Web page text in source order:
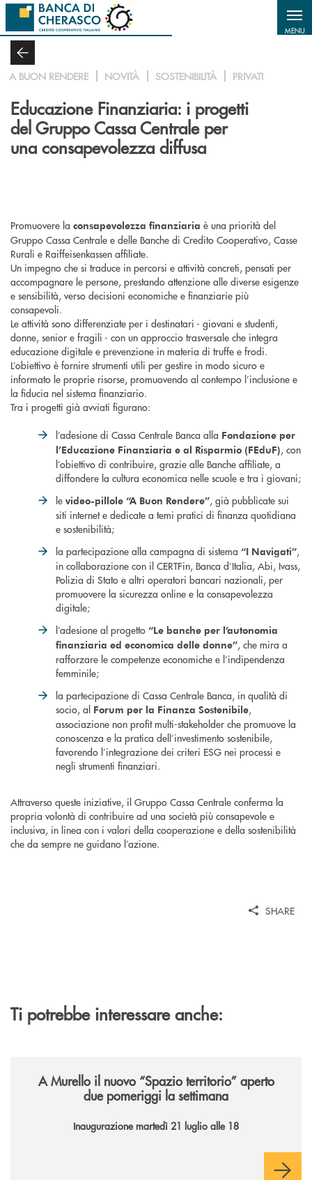
Salta al contenuto principale
MENU
A BUON RENDERE NOVITÀ SOSTENIBILITÀ PRIVATI
Educazione Finanziaria: i progetti
del Gruppo Cassa Centrale per
una consapevolezza diffusa
Promuovere la consapevolezza finanziaria è una priorità del
Gruppo Cassa Centrale e delle Banche di Credito Cooperativo, Casse
Rurali e Raiffeisenkassen affiliate.
Un impegno che si traduce in percorsi e attività concreti, pensati per
accompagnare le persone, prestando attenzione alle diverse esigenze
e sensibilità, verso decisioni economiche e finanziarie più
consapevoli.
Le attività sono differenziate per i destinatari - giovani e studenti,
donne, senior e fragili - con un approccio trasversale che integra
educazione digitale e prevenzione in materia di truffe e frodi.
L’obiettivo è fornire strumenti utili per gestire in modo sicuro e
informato le proprie risorse, promuovendo al contempo l’inclusione e
la fiducia nel sistema finanziario.
Tra i progetti già avviati figurano:
l’adesione di Cassa Centrale Banca alla Fondazione per
l’Educazione Finanziaria e al Risparmio (FEduF), con
l’obiettivo di contribuire, grazie alle Banche affiliate, a
diffondere la cultura economica nelle scuole e tra i giovani;
le video-pillole “A Buon Rendere”, già pubblicate sui
siti internet e dedicate a temi pratici di finanza quotidiana
e sostenibilità;
la partecipazione alla campagna di sistema “I Navigati”,
in collaborazione con il CERTFin, Banca d’Italia, Abi, Ivass,
Polizia di Stato e altri operatori bancari nazionali, per
promuovere la sicurezza online e la consapevolezza
digitale;
l’adesione al progetto “Le banche per l’autonomia
finanziaria ed economica delle donne”, che mira a
rafforzare le competenze economiche e l’indipendenza
femminile;
la partecipazione di Cassa Centrale Banca, in qualità di
socio, al Forum per la Finanza Sostenibile,
associazione non profit multi-stakeholder che promuove la
conoscenza e la pratica dell’investimento sostenibile,
favorendo l’integrazione dei criteri ESG nei processi e
negli strumenti finanziari.
Attraverso queste iniziative, il Gruppo Cassa Centrale conferma la
propria volontà di contribuire ad una società più consapevole e
inclusiva, in linea con i valori della cooperazione e della sostenibilità
che da sempre ne guidano l’azione.
SHARE
Ti potrebbe interessare anche:
A Murello il nuovo “Spazio territorio” aperto
due pomeriggi la settimana
Inaugurazione martedì 21 luglio alle 18